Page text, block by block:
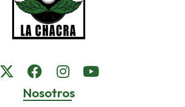
Nosotros